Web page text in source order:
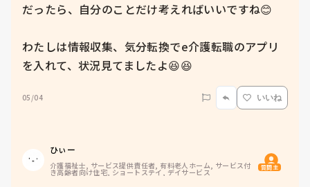
だったら、自分のことだけ考えればいいですね😊
わたしは情報収集、気分転換でe介護転職のアプリ
を入れて、状況見てましたよ😆😆
05/04 いいね
ひぃー
介護福祉士, サービス提供責任者, 有料老人ホーム, サービス付
き高齢者向け住宅, ショートステイ, デイサービス 質問主